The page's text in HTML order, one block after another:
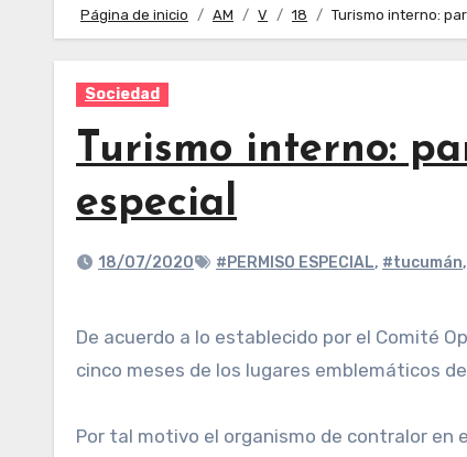
Página de inicio AM V 18 Turismo interno:
Sociedad
Turismo interno:
especial
18/07/2020 #PERMISO ESPECIAL, #tucumán,
De acuerdo a lo establecido por el Comité Operativo de Emergencias (COE), los tucumanos ya pueden realizar turismo interno y disfrutar, después de
cinco meses de los lugares emblemáticos
Por tal motivo el organismo de contralor en